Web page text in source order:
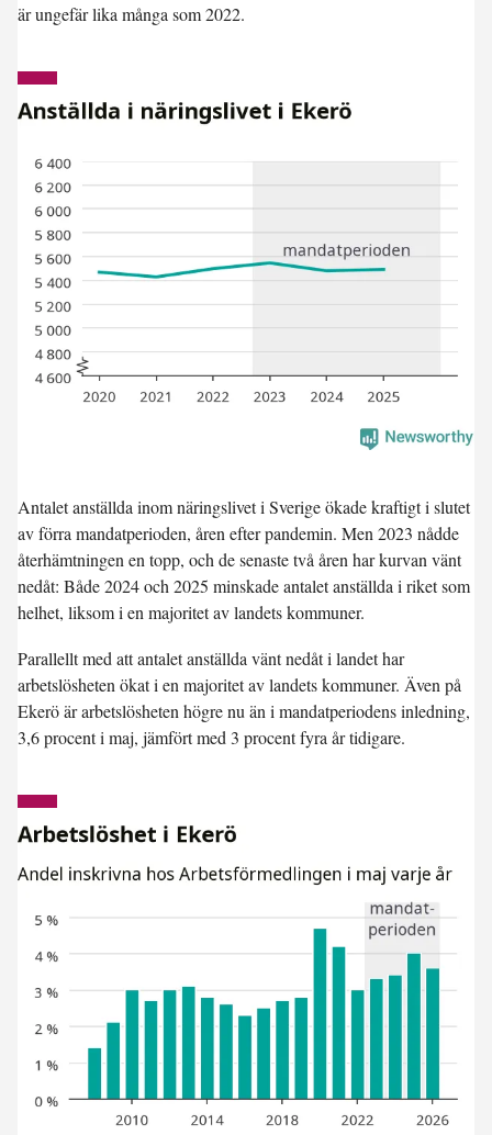
är ungefär lika många som 2022.
Antalet anställda inom näringslivet i Sverige ökade kraftigt i slutet
av förra mandatperioden, åren efter pandemin. Men 2023 nådde
återhämtningen en topp, och de senaste två åren har kurvan vänt
nedåt: Både 2024 och 2025 minskade antalet anställda i riket som
helhet, liksom i en majoritet av landets kommuner.
Parallellt med att antalet anställda vänt nedåt i landet har
arbetslösheten ökat i en majoritet av landets kommuner. Även på
Ekerö är arbetslösheten högre nu än i mandatperiodens inledning,
3,6 procent i maj, jämfört med 3 procent fyra år tidigare.